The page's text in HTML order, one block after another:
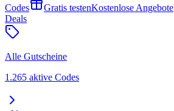
Codes
Gratis testenKostenlose Angebote
Deals
Alle Gutscheine
1.265 aktive Codes